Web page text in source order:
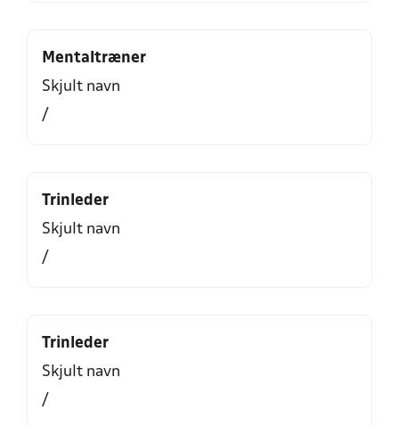
Mentaltræner
Skjult navn
/
Trinleder
Skjult navn
/
Trinleder
Skjult navn
/